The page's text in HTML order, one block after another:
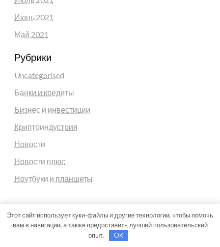
Июнь 2021
Май 2021
Рубрики
Uncategorised
Банки и кредиты
Бизнес и инвестиции
Криптоиндустрия
Новости
Новости плюс
Ноутбуки и планшеты
Theme by Silk Themes
Этот сайт использует куки-файлы и другие технологии, чтобы помочь
вам в навигации, а также предоставить лучший пользовательский
опыт.
OK